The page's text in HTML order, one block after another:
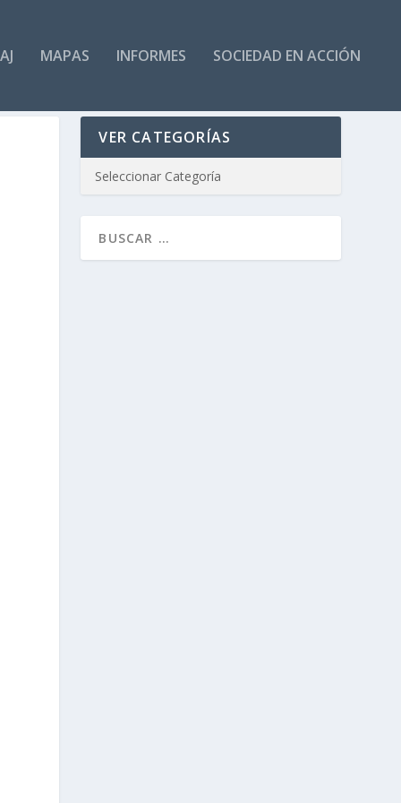
MAPAS INFORMES SOCIEDAD EN ACCIÓN
VER CATEGORÍAS